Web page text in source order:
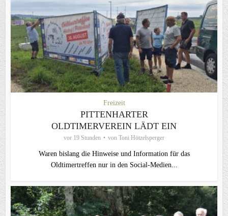
Freizeit
PITTENHARTER
OLDTIMERVEREIN LÄDT EIN
vor 19 Stunden von Toni Hötzelsperger
Waren bislang die Hinweise und Information für das
Oldtimertreffen nur in den Social-Medien...